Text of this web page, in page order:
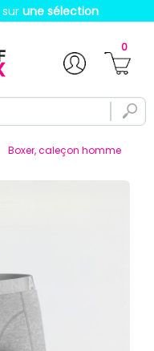
sur une sélection
0
Boxer, caleçon homme